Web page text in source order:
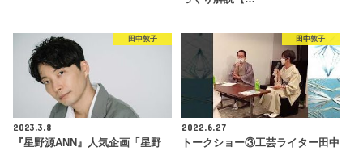
田中敦子
2023.3.8
『星野源ANN』人気企画「星野
田中敦子
2022.6.27
トークショー③工芸ライター田中